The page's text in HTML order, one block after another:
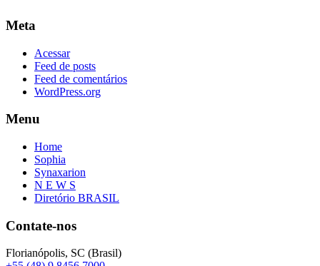
Meta
Acessar
Feed de posts
Feed de comentários
WordPress.org
Menu
Home
Sophia
Synaxarion
N E W S
Diretório BRASIL
Contate-nos
Florianópolis, SC (Brasil)